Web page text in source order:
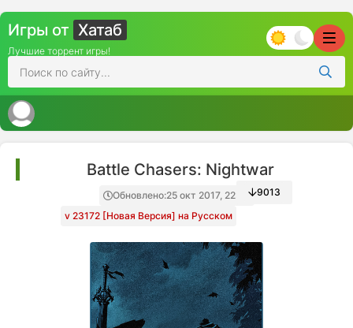
Игры от Хатаб
Лучшие торрент игры!
Battle Chasers: Nightwar
Обновлено:25 окт 2017, 22:43
v 23172 [Новая Версия] на Русском
9013